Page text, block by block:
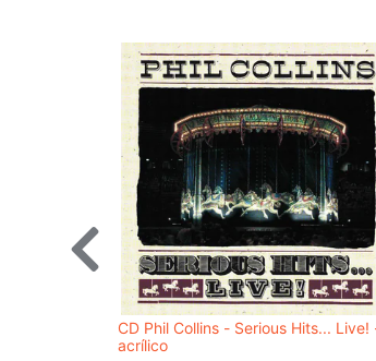
CD Phil Collins - Serious Hits... Live!
acrílico